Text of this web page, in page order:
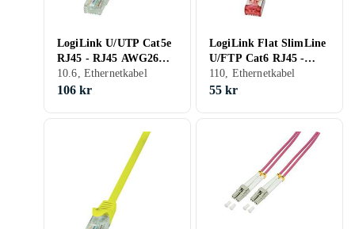
LogiLink U/UTP Cat5e
RJ45 - RJ45 AWG26
10m
10.6, Ethernetkabel
106 kr
LogiLink Flat SlimLine
U/FTP Cat6 RJ45 -
RJ45 0,5m
110, Ethernetkabel
55 kr